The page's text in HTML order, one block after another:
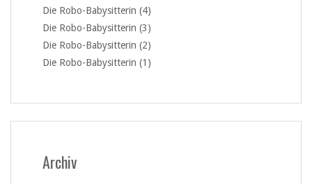
Die Robo-Babysitterin (4)
Die Robo-Babysitterin (3)
Die Robo-Babysitterin (2)
Die Robo-Babysitterin (1)
Archiv